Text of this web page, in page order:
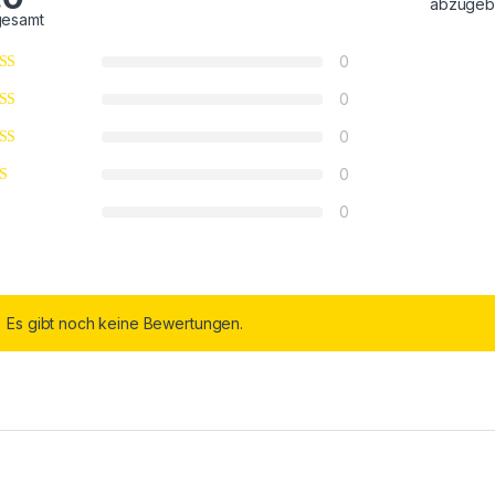
0
0
0
0
0
Es gibt noch keine Bewertungen.